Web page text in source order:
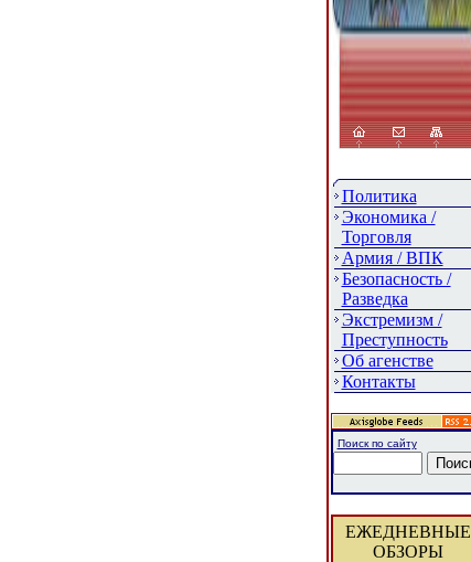
Политика
Экономика /
Торговля
Армия / ВПК
Безопасность /
Разведка
Экстремизм /
Преступность
Об агенстве
Контакты
Поиск по сайту
ЕЖЕДНЕВНЫЕ
ОБЗОРЫ